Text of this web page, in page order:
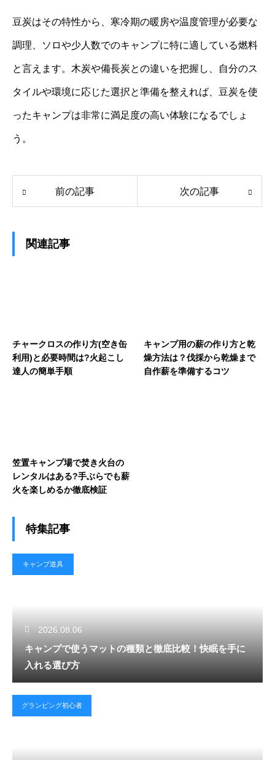
豆炭はその特性から、寒冷期の暖房や温度管理が必要な
調理、ソロや少人数でのキャンプに特に適している燃料
と言えます。木炭や備長炭との違いを把握し、自分のス
タイルや環境に応じた選択と準備を整えれば、豆炭を使
ったキャンプは非常に満足度の高い体験になるでしょ
う。
前の記事 次の記事
関連記事
チャークロスの作り方(空き缶
利用)と必要時間は?火起こし
達人の簡単手順
キャンプ用の薪の作り方と乾
燥方法は？伐採から乾燥まで
自作薪を準備するコツ
笠置キャンプ場で焚き火台の
レンタルはある?手ぶらでも薪
火を楽しめるか徹底検証
特集記事
キャンプ道具
2026.08.06
キャンプで使うマットの種類と徹底比較！快眠を手に
入れる選び方
グランピング初心者